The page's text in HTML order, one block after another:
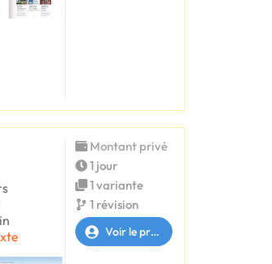
Montant privé
1 jour
1 variante
1 révision
Voir le profil